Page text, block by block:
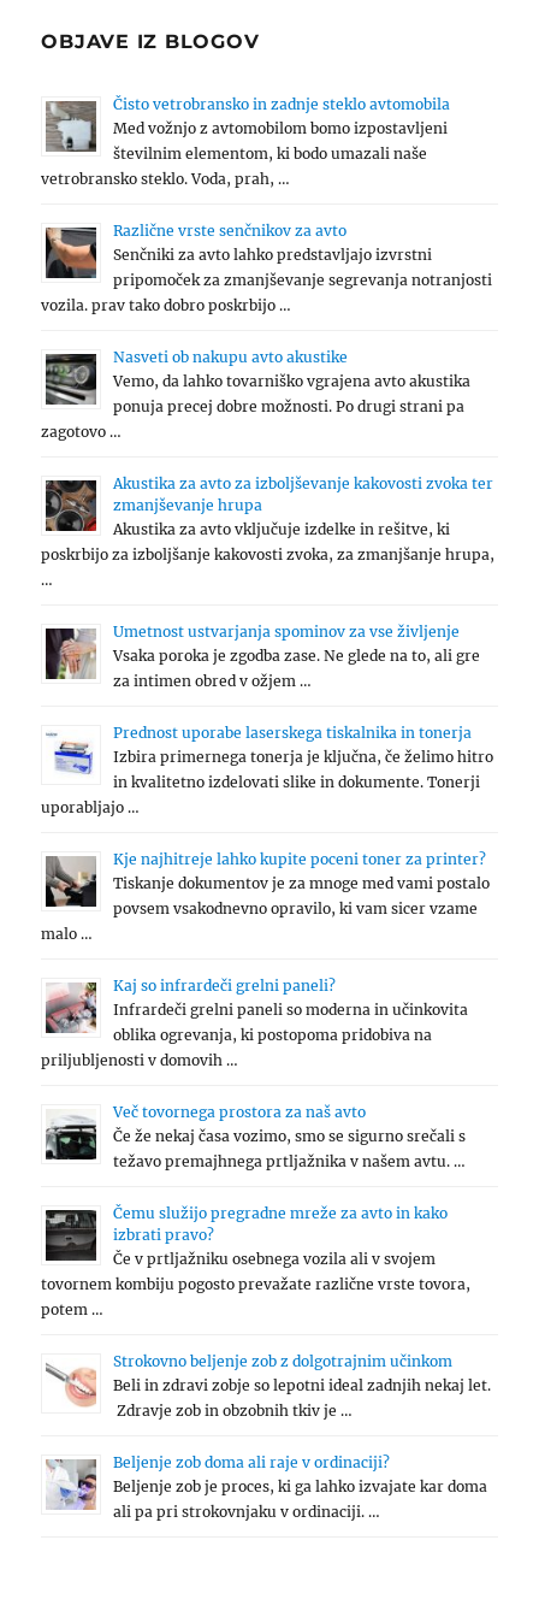
OBJAVE IZ BLOGOV
Čisto vetrobransko in zadnje steklo avtomobila
Med vožnjo z avtomobilom bomo izpostavljeni
številnim elementom, ki bodo umazali naše
vetrobransko steklo. Voda, prah, …
Različne vrste senčnikov za avto
Senčniki za avto lahko predstavljajo izvrstni
pripomoček za zmanjševanje segrevanja notranjosti
vozila. prav tako dobro poskrbijo …
Nasveti ob nakupu avto akustike
Vemo, da lahko tovarniško vgrajena avto akustika
ponuja precej dobre možnosti. Po drugi strani pa
zagotovo …
Akustika za avto za izboljševanje kakovosti zvoka ter
zmanjševanje hrupa
Akustika za avto vključuje izdelke in rešitve, ki
poskrbijo za izboljšanje kakovosti zvoka, za zmanjšanje hrupa,
…
Umetnost ustvarjanja spominov za vse življenje
Vsaka poroka je zgodba zase. Ne glede na to, ali gre
za intimen obred v ožjem …
Prednost uporabe laserskega tiskalnika in tonerja
Izbira primernega tonerja je ključna, če želimo hitro
in kvalitetno izdelovati slike in dokumente. Tonerji
uporabljajo …
Kje najhitreje lahko kupite poceni toner za printer?
Tiskanje dokumentov je za mnoge med vami postalo
povsem vsakodnevno opravilo, ki vam sicer vzame
malo …
Kaj so infrardeči grelni paneli?
Infrardeči grelni paneli so moderna in učinkovita
oblika ogrevanja, ki postopoma pridobiva na
priljubljenosti v domovih …
Več tovornega prostora za naš avto
Če že nekaj časa vozimo, smo se sigurno srečali s
težavo premajhnega prtljažnika v našem avtu. …
Čemu služijo pregradne mreže za avto in kako
izbrati pravo?
Če v prtljažniku osebnega vozila ali v svojem
tovornem kombiju pogosto prevažate različne vrste tovora,
potem …
Strokovno beljenje zob z dolgotrajnim učinkom
Beli in zdravi zobje so lepotni ideal zadnjih nekaj let.
Zdravje zob in obzobnih tkiv je …
Beljenje zob doma ali raje v ordinaciji?
Beljenje zob je proces, ki ga lahko izvajate kar doma
ali pa pri strokovnjaku v ordinaciji. …